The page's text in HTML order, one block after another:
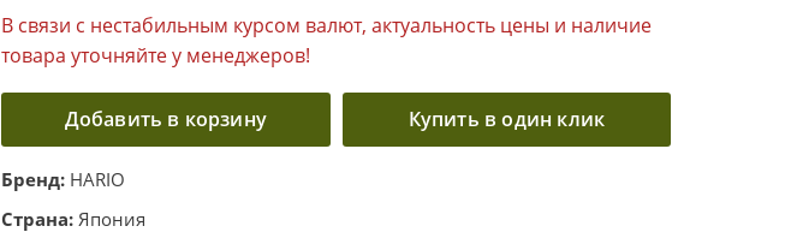
В связи с нестабильным курсом валют, актуальность цены и наличие
товара уточняйте у менеджеров!
Добавить в корзину Купить в один клик
Бренд: HARIO
Страна: Япония